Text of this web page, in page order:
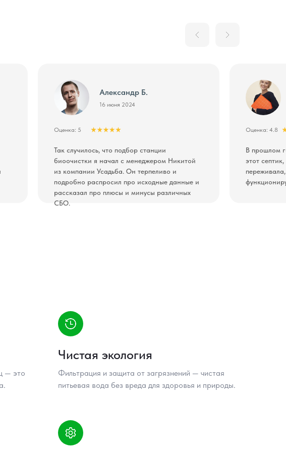
Александр Б.
Оценка: 5
16 июня 2024
Так случилось, что подбор станции
биоочистки я начал с менеджером Никитой
из компании Усадьба. Он терпеливо и
подробно распросил про исходные данные и
рассказал про плюсы и минусы различных
СБО.
Оценка: 4.8
В прошлом
этот
— это
Чистая экология
Фильтрация и защита от загрязнений — чистая
питьевая вода без вреда для здоровья и природы.